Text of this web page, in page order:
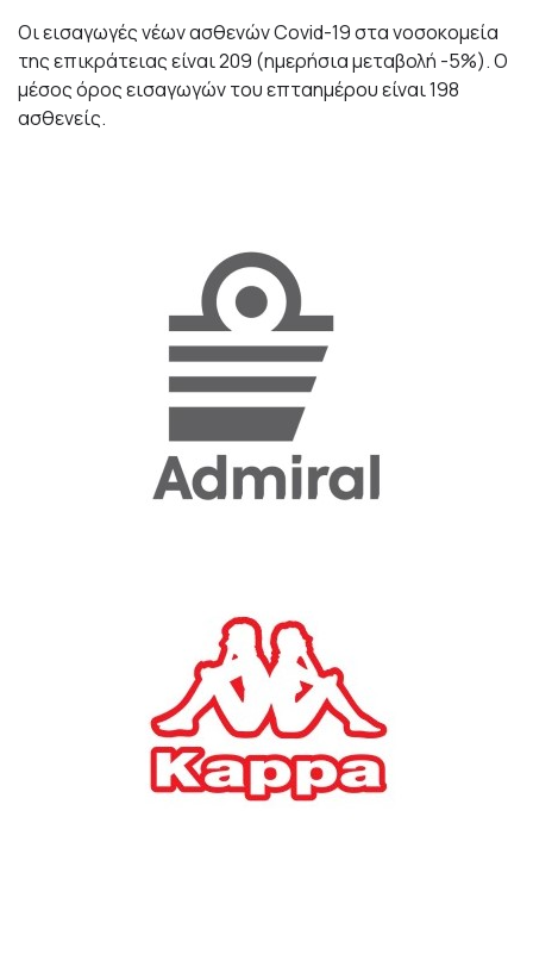
Οι εισαγωγές νέων ασθενών Covid-19 στα νοσοκομεία
της επικράτειας είναι 209 (ημερήσια μεταβολή -5%). Ο
μέσος όρος εισαγωγών του επταημέρου είναι 198
ασθενείς.